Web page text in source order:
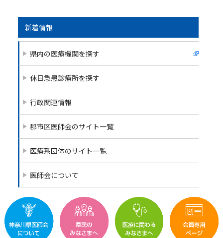
e
b
o
o
k
er l
新着情報
県内の医療機関を探す
休日急患診療所を探す
行政関連情報
郡市区医師会のサイト一覧
医療系団体のサイト一覧
医師会について